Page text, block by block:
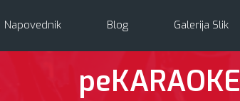
Napovednik Blog Galerija Slik
peKARAOKE